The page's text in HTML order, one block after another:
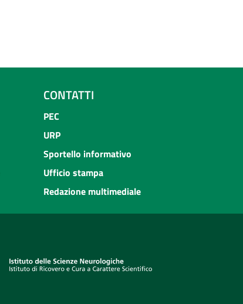
CONTATTI
PEC
URP
Sportello informativo
Ufficio stampa
Redazione multimediale